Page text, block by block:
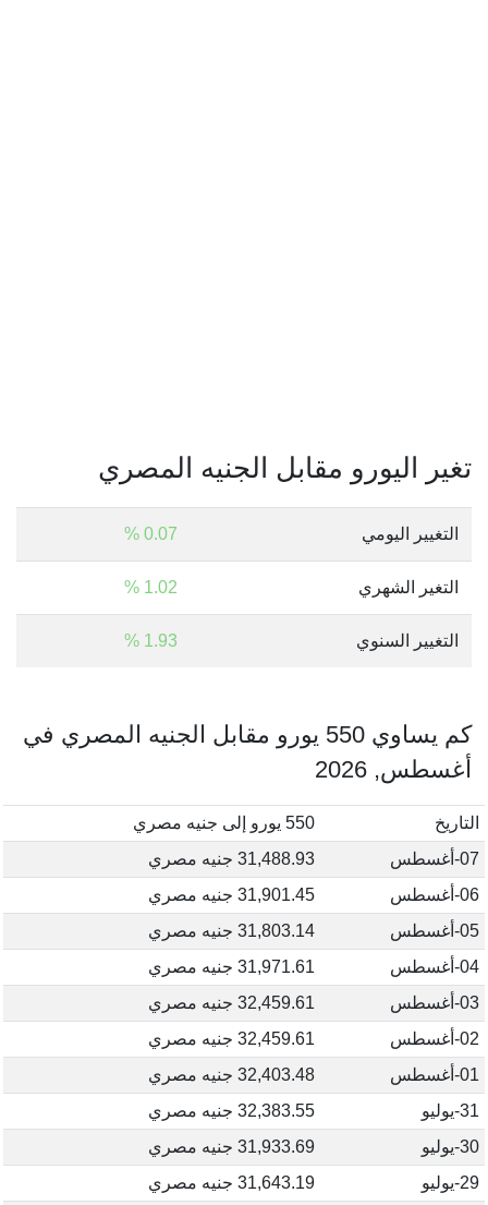
تغير اليورو مقابل الجنيه المصري
التغيير اليومي 0.07 %
التغير الشهري 1.02 %
التغيير السنوي 1.93 %
كم يساوي 550 يورو مقابل الجنيه المصري في
أغسطس, 2026
التاريخ
550 يورو إلى جنيه مصري
07-أغسطس
31,488.93 جنيه مصري
06-أغسطس
31,901.45 جنيه مصري
05-أغسطس
31,803.14 جنيه مصري
04-أغسطس
31,971.61 جنيه مصري
03-أغسطس
32,459.61 جنيه مصري
02-أغسطس
32,459.61 جنيه مصري
01-أغسطس
32,403.48 جنيه مصري
31-يوليو
32,383.55 جنيه مصري
30-يوليو
31,933.69 جنيه مصري
29-يوليو
31,643.19 جنيه مصري